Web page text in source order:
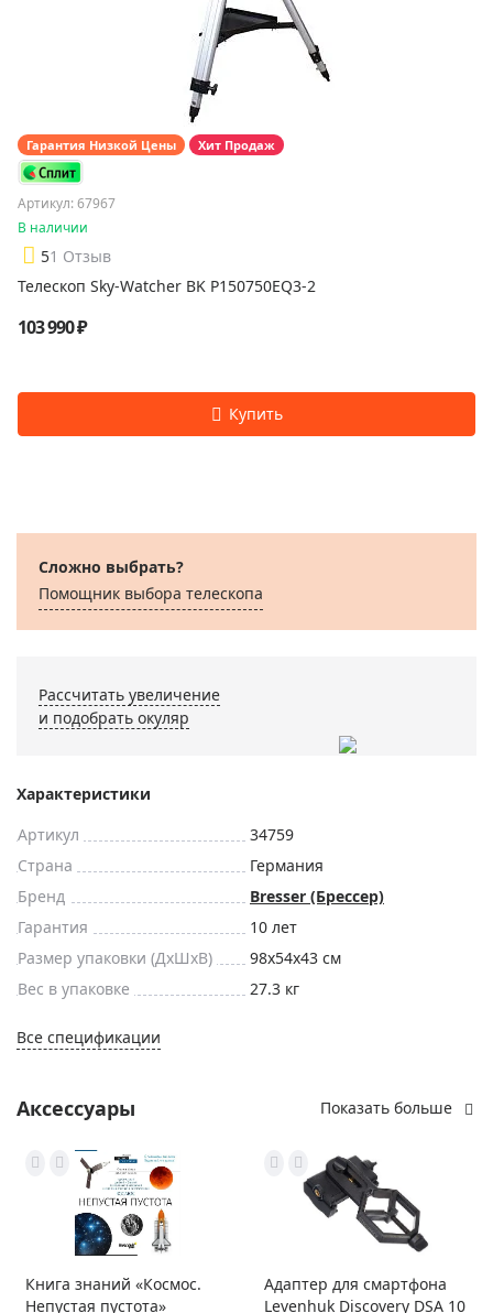
Гарантия Низкой Цены Хит Продаж
Артикул: 67967
В наличии
51 Отзыв
Телескоп Sky-Watcher BK P150750EQ3-2
103 990 ₽
Сложно выбрать?
Помощник выбора телескопа
Рассчитать увеличение
и подобрать окуляр
Характеристики
Артикул
34759
Страна
Германия
Бренд
Bresser (Брессер)
Гарантия
10 лет
Размер упаковки (ДxШxВ)
98x54x43 см
Вес в упаковке
27.3 кг
Все спецификации
Аксессуары Показать больше
Книга знаний «Космос.
Непустая пустота»
Адаптер для смартфона
Levenhuk Discovery DSA 10